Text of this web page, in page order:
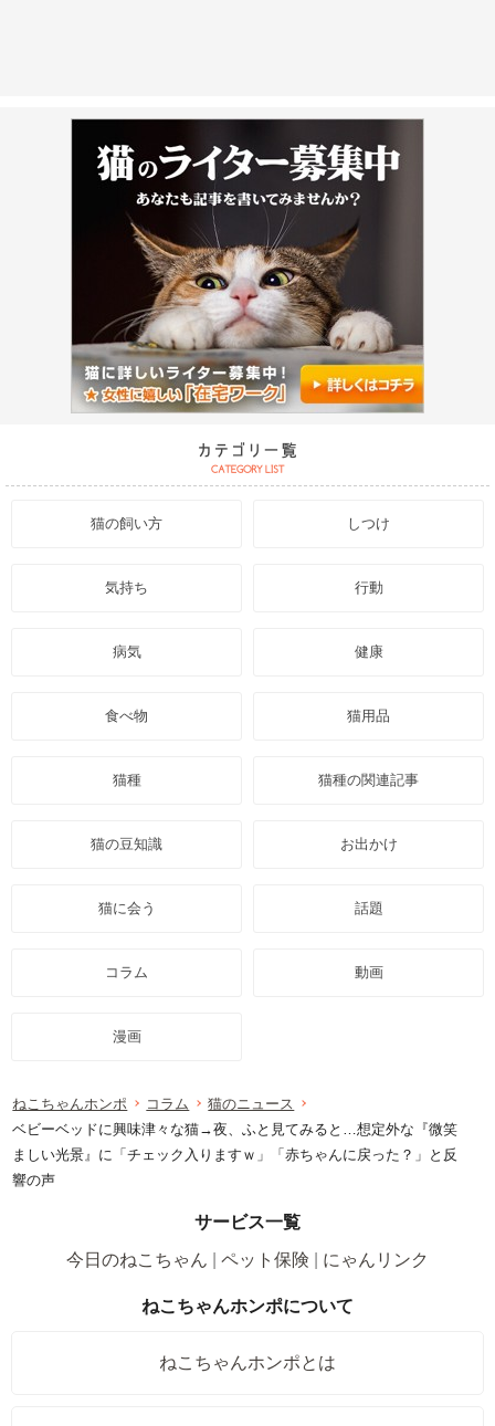
猫の飼い方 しつけ
気持ち 行動
病気 健康
食べ物 猫用品
猫種 猫種の関連記事
猫の豆知識 お出かけ
猫に会う 話題
コラム 動画
漫画
ねこちゃんホンポ コラム
猫のニュース
ベビーベッドに興味津々な猫→夜、ふと見てみると…想定外な『微笑
ましい光景』に「チェック入りますｗ」「赤ちゃんに戻った？」と反
響の声
サービス一覧
今日のねこちゃん
ペット保険 にゃんリンク
ねこちゃんホンポについて
ねこちゃんホンポとは